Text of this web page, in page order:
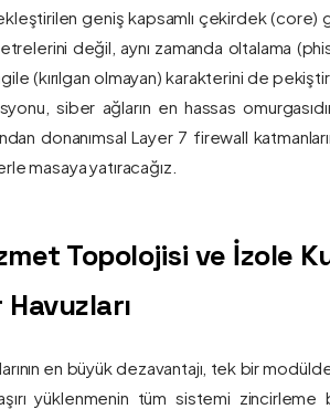
geniş kapsamlı çekirdek
değil, aynı zamanda oltalama
(kırılgan olmayan) karakterini de
siber ağların en hassas
donanımsal Layer 7 firewall
masaya yatıracağız.
Topolojisi ve İzole
en büyük dezavantajı, tek bir
yüklenmenin tüm sistemi zincirleme